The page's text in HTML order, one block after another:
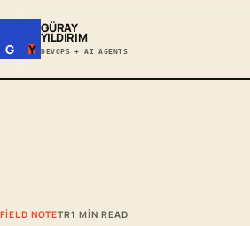
G Y
GÜRAY
YILDIRIM
DEVOPS + AI AGENTS
FIELD NOTETR1 MIN READ